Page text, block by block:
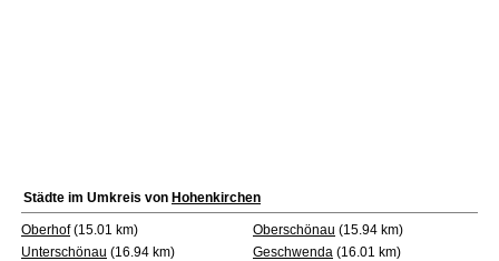
Städte im Umkreis von Hohenkirchen
Oberhof(15.01 km) Oberschönau (15.94 km)
Unterschönau (16.94 km) Geschwenda (16.01 km)